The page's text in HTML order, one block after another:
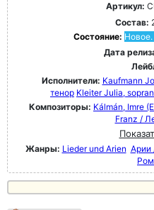
Артикул:
Состав:
Состояние: Новое.
Дата
Исполнители: Kaufmann
тенор Kleiter Julia,
Композиторы: Kálmán, Imre
Franz /
Жанры: Lieder und Arien Арии